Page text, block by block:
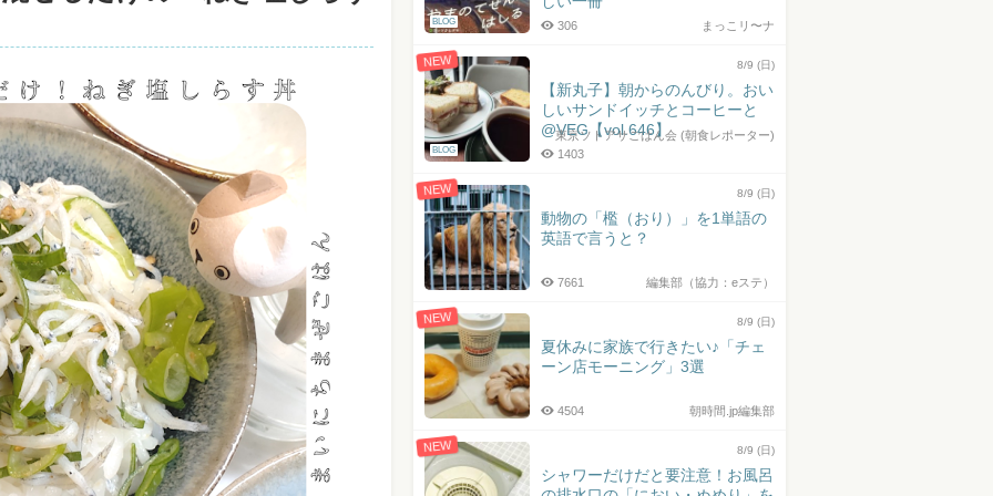
BLOG まっこリ〜ナ
306
NEW
BLOG
8/9 (日)
【新丸子】朝からのんびり。おい
しいサンドイッチとコーヒーと
@VEG【vol.646】
東京ソトアサごはん会 (朝食レポーター)
1403
NEW 8/9 (日)
動物の「檻（おり）」を1単語の
英語で言うと？
編集部（協力：eステ）
7661
NEW 8/9 (日)
夏休みに家族で行きたい♪「チェ
ーン店モーニング」3選
朝時間.jp編集部
4504
NEW 8/9 (日)
シャワーだけだと要注意！お風呂